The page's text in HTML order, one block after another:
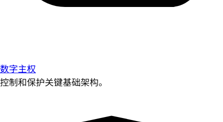
数字主权
控制和保护关键基础架构。